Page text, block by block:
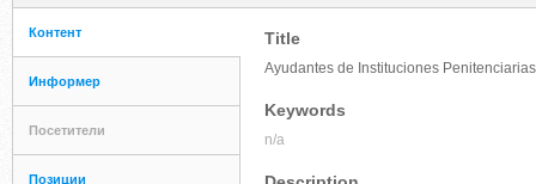
Контент
Информер
Посетители
Позиции
Title
Ayudantes de Instituciones
Keywords
n/a